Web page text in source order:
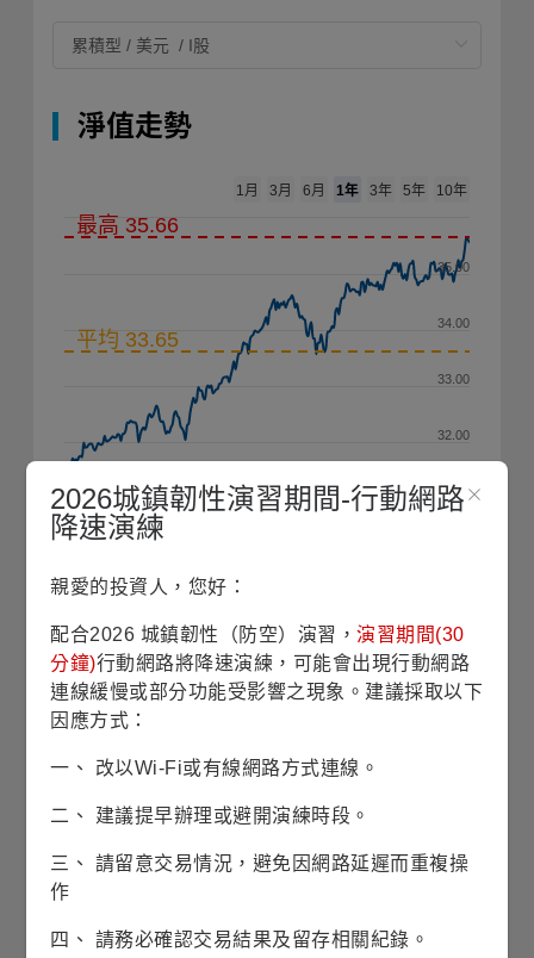
淨值走勢
最高 35.66
平均 33.65
2025/10 2026/01 2026/04 2026/07
2010
31.00
32.00
33.00
34.00
35.00
1月 3月 6月 1年 3年 5年 10年
資料來源：理柏，基金過去績效不代表未來績效之表現。
◆ 表示為配息日
股債靈活佈局的美國平衡型基金
35.57
淨值漲跌/
漲跌幅
2026城鎮韌性演習期間-行動網路
降速演練
親愛的投資人，您好：
配合2026 城鎮韌性（防空）演習，演習期間(30
分鐘)行動網路將降速演練，可能會出現行動網路
連線緩慢或部分功能受影響之現象。建議採取以下
因應方式：
一、 改以Wi-Fi或有線網路方式連線。
二、 建議提早辦理或避開演練時段。
三、 請留意交易情況，避免因網路延遲而重複操
作
四、 請務必確認交易結果及留存相關紀錄。